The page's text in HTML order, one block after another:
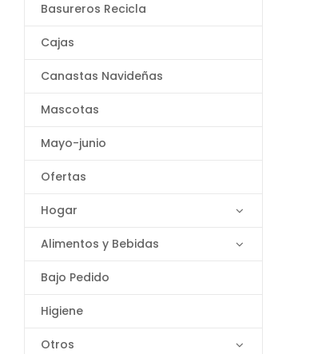
Basureros Recicla
Cajas
Canastas Navideñas
Mascotas
Mayo-junio
Ofertas
Hogar
Alimentos y Bebidas
Bajo Pedido
Higiene
Otros